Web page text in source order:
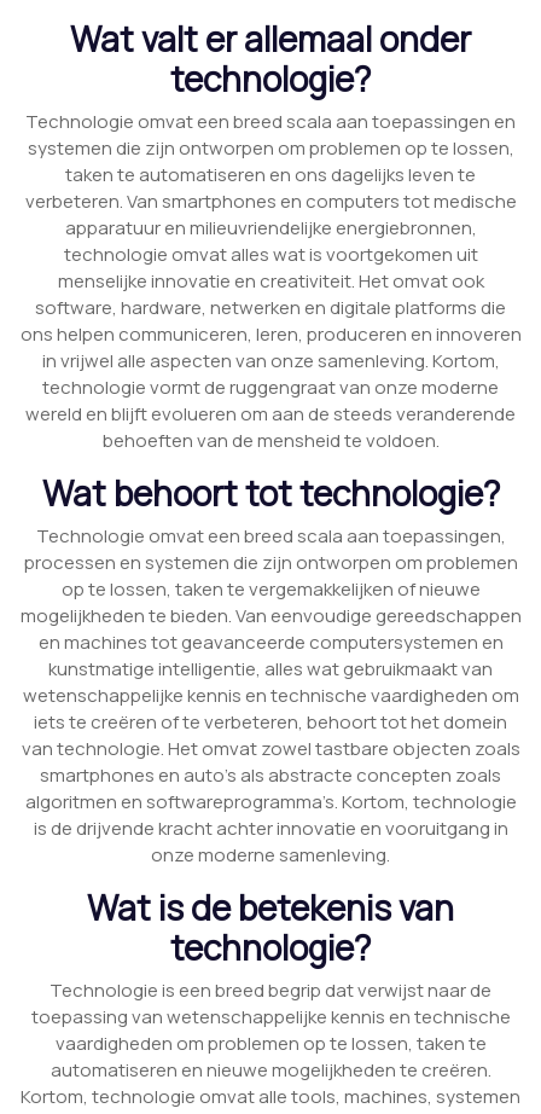
Wat valt er allemaal onder
technologie?
Technologie omvat een breed scala aan toepassingen en
systemen die zijn ontworpen om problemen op te lossen,
taken te automatiseren en ons dagelijks leven te
verbeteren. Van smartphones en computers tot medische
apparatuur en milieuvriendelijke energiebronnen,
technologie omvat alles wat is voortgekomen uit
menselijke innovatie en creativiteit. Het omvat ook
software, hardware, netwerken en digitale platforms die
ons helpen communiceren, leren, produceren en innoveren
in vrijwel alle aspecten van onze samenleving. Kortom,
technologie vormt de ruggengraat van onze moderne
wereld en blijft evolueren om aan de steeds veranderende
behoeften van de mensheid te voldoen.
Wat behoort tot technologie?
Technologie omvat een breed scala aan toepassingen,
processen en systemen die zijn ontworpen om problemen
op te lossen, taken te vergemakkelijken of nieuwe
mogelijkheden te bieden. Van eenvoudige gereedschappen
en machines tot geavanceerde computersystemen en
kunstmatige intelligentie, alles wat gebruikmaakt van
wetenschappelijke kennis en technische vaardigheden om
iets te creëren of te verbeteren, behoort tot het domein
van technologie. Het omvat zowel tastbare objecten zoals
smartphones en auto’s als abstracte concepten zoals
algoritmen en softwareprogramma’s. Kortom, technologie
is de drijvende kracht achter innovatie en vooruitgang in
onze moderne samenleving.
Wat is de betekenis van
technologie?
Technologie is een breed begrip dat verwijst naar de
toepassing van wetenschappelijke kennis en technische
vaardigheden om problemen op te lossen, taken te
automatiseren en nieuwe mogelijkheden te creëren.
Kortom, technologie omvat alle tools, machines, systemen